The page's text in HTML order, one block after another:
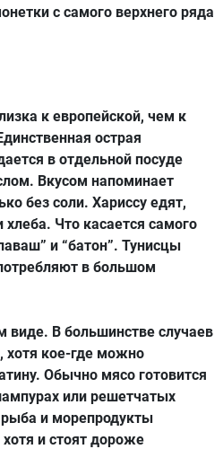
с самого верхнего ряда
к европейской, чем к
острая
в отдельной посуде
Вкусом напоминает
без соли. Хариссу едят,
Что касается самого
и “батон”. Тунисцы
в большом
виде. В большинстве случаев
хотя кое-где можно
Обычно мясо готовится
или решетчатых
и морепродукты
и стоят дороже